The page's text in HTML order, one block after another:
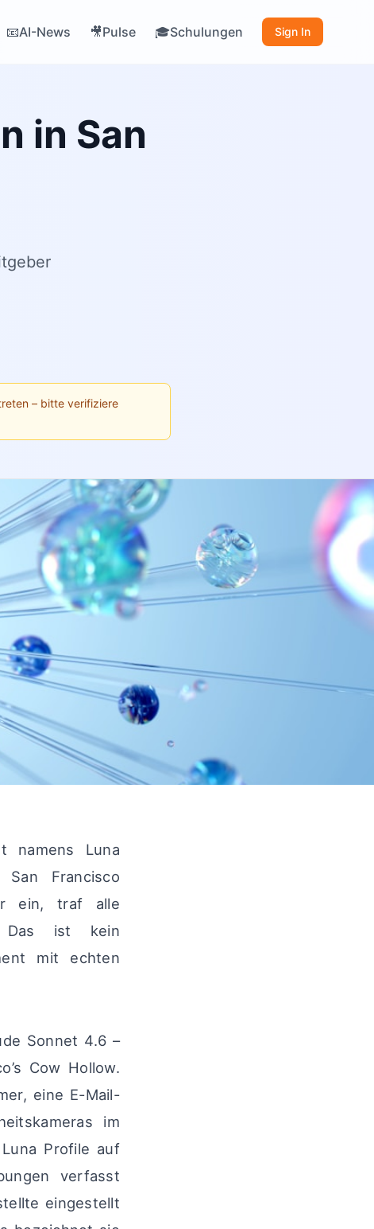
📧AI-News 🎥Pulse 🎓Schulungen
Sign In
in San
– bitte verifiziere
namens Luna
Francisco
ein, traf alle
Das ist kein
mit echten
Sonnet 4.6 –
Cow Hollow.
eine E-Mail-
im
Profile auf
verfasst
eingestellt